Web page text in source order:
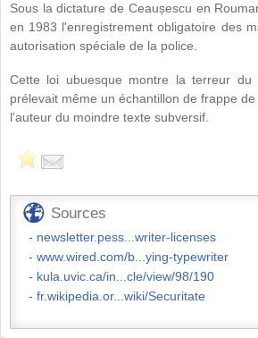
Sous la dictature de Ceaușescu en
en 1983 l'enregistrement obligatoire des
autorisation spéciale de la police.
Cette loi ubuesque montre la terreur
prélevait même un échantillon de frappe
l'auteur du moindre texte subversif.
Sources
newsletter.pess...writer-licenses
www.wired.com/b...ying-typewriter
kula.uvic.ca/in...cle/view/98/190
fr.wikipedia.or...wiki/Securitate